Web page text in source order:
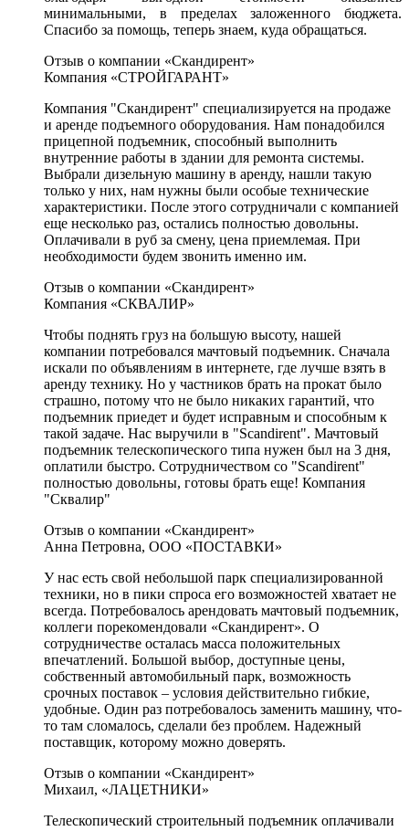
минимальными, в пределах заложенного бюджета.
Спасибо за помощь, теперь знаем, куда обращаться.
Отзыв о компании «Скандирент»
Компания «СТРОЙГАРАНТ»
Компания "Скандирент" специализируется на продаже
и аренде подъемного оборудования. Нам понадобился
прицепной подъемник, способный выполнить
внутренние работы в здании для ремонта системы.
Выбрали дизельную машину в аренду, нашли такую
только у них, нам нужны были особые технические
характеристики. После этого сотрудничали с компанией
еще несколько раз, остались полностью довольны.
Оплачивали в руб за смену, цена приемлемая. При
необходимости будем звонить именно им.
Отзыв о компании «Скандирент»
Компания «СКВАЛИР»
Чтобы поднять груз на большую высоту, нашей
компании потребовался мачтовый подъемник. Сначала
искали по объявлениям в интернете, где лучше взять в
аренду технику. Но у частников брать на прокат было
страшно, потому что не было никаких гарантий, что
подъемник приедет и будет исправным и способным к
такой задаче. Нас выручили в "Scandirent". Мачтовый
подъемник телескопического типа нужен был на 3 дня,
оплатили быстро. Сотрудничеством со "Scandirent"
полностью довольны, готовы брать еще! Компания
"Сквалир"
Отзыв о компании «Скандирент»
Анна Петровна, ООО «ПОСТАВКИ»
У нас есть свой небольшой парк специализированной
техники, но в пики спроса его возможностей хватает не
всегда. Потребовалось арендовать мачтовый подъемник,
коллеги порекомендовали «Скандирент». О
сотрудничестве осталась масса положительных
впечатлений. Большой выбор, доступные цены,
собственный автомобильный парк, возможность
срочных поставок – условия действительно гибкие,
удобные. Один раз потребовалось заменить машину, что-
то там сломалось, сделали без проблем. Надежный
поставщик, которому можно доверять.
Отзыв о компании «Скандирент»
Михаил, «ЛАЦЕТНИКИ»
Телескопический строительный подъемник оплачивали